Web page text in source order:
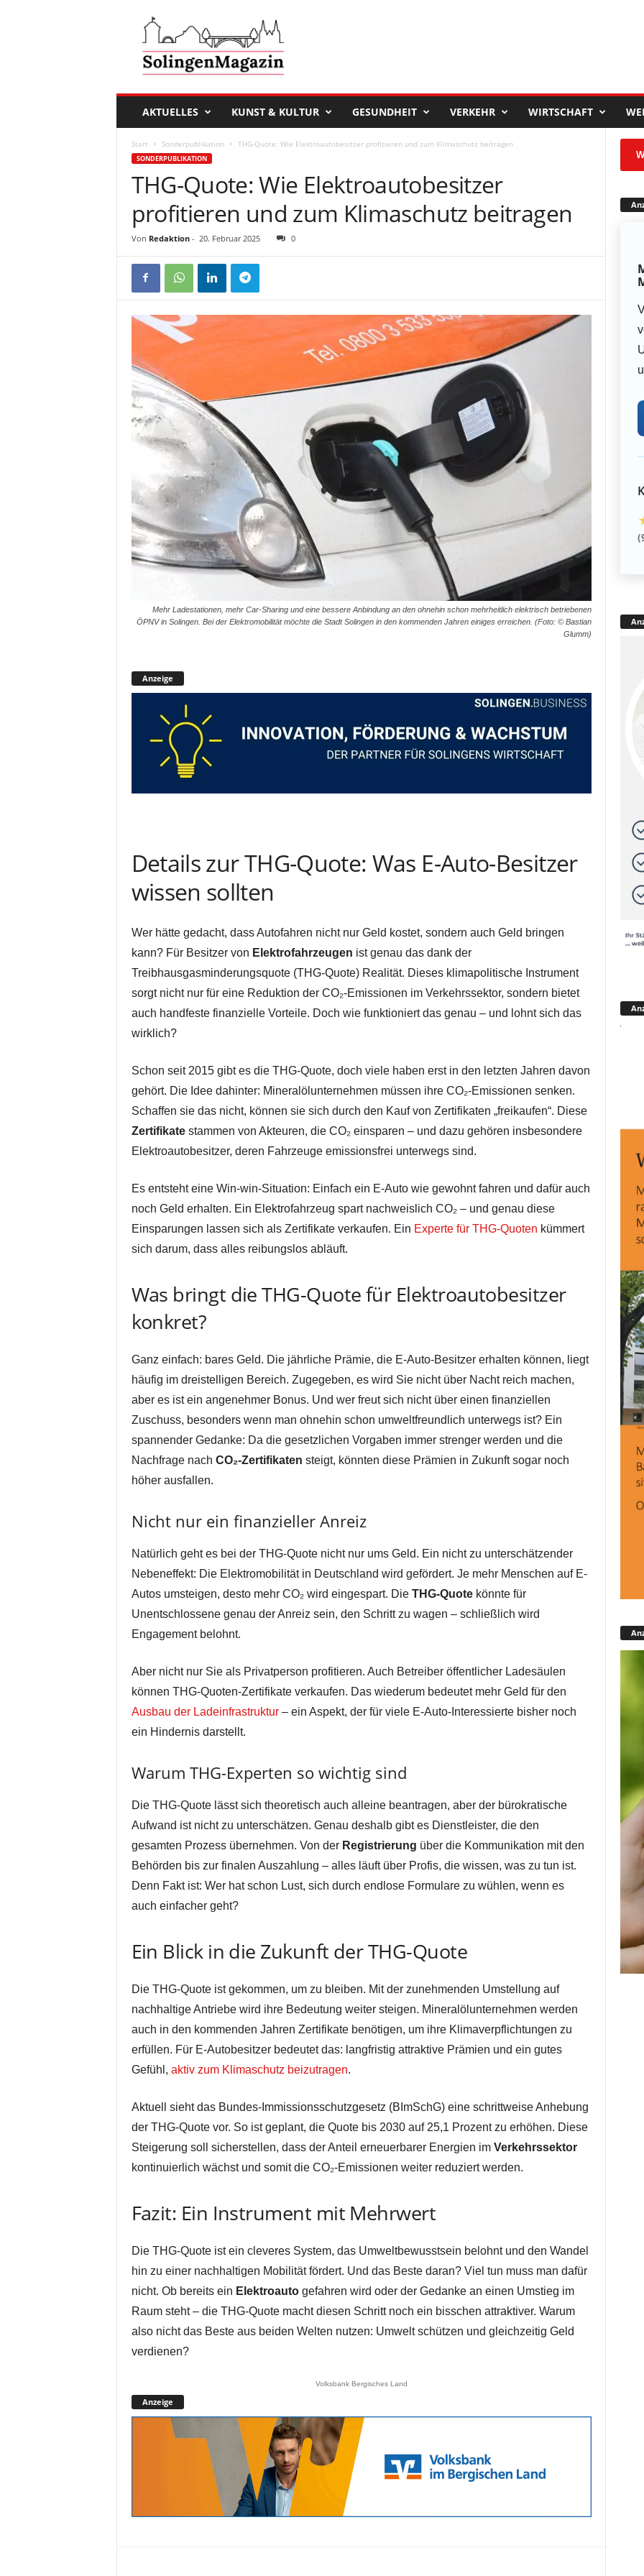
i
AKTUELLES KUNST & KULTUR GESUNDHEIT VERKEHR WIRTSCHAFT
Start Sonderpublikation THG-Quote: Wie Elektroautobesitzer profitieren und zum Klimaschutz beitragen
SONDERPUBLIKATION
THG-Quote: Wie Elektroautobesitzer
profitieren und zum Klimaschutz beitragen
Von Redaktion- 20. Februar 2025 0
Mehr Ladestationen, mehr Car-Sharing und eine bessere Anbindung an den ohnehin schon mehrheitlich elektrisch betriebenen
ÖPNV in Solingen. Bei der Elektromobilität möchte die Stadt Solingen in den kommenden Jahren einiges erreichen. (Foto: © Bastian
Glumm)
Anzeige
Details zur THG-Quote: Was E-Auto-Besitzer
wissen sollten
Wer hätte gedacht, dass Autofahren nicht nur Geld kostet, sondern auch Geld bringen
kann? Für Besitzer von Elektrofahrzeugen ist genau das dank der
Treibhausgasminderungsquote (THG-Quote) Realität. Dieses klimapolitische Instrument
sorgt nicht nur für eine Reduktion der CO₂-Emissionen im Verkehrssektor, sondern bietet
auch handfeste finanzielle Vorteile. Doch wie funktioniert das genau – und lohnt sich das
wirklich?
Schon seit 2015 gibt es die THG-Quote, doch viele haben erst in den letzten Jahren davon
gehört. Die Idee dahinter: Mineralölunternehmen müssen ihre CO₂-Emissionen senken.
Schaffen sie das nicht, können sie sich durch den Kauf von Zertifikaten „freikaufen“. Diese
Zertifikatestammen von Akteuren, die CO₂ einsparen – und dazu gehören insbesondere
Elektroautobesitzer, deren Fahrzeuge emissionsfrei unterwegs sind.
Es entsteht eine Win-win-Situation: Einfach ein E-Auto wie gewohnt fahren und dafür auch
noch Geld erhalten. Ein Elektrofahrzeug spart nachweislich CO₂ – und genau diese
Einsparungen lassen sich als Zertifikate verkaufen. Ein Experte für THG-Quoten kümmert
sich darum, dass alles reibungslos abläuft.
Was bringt die THG-Quote für Elektroautobesitzer
konkret?
Ganz einfach: bares Geld. Die jährliche Prämie, die E-Auto-Besitzer erhalten können, liegt
häufig im dreistelligen Bereich. Zugegeben, es wird Sie nicht über Nacht reich machen,
aber es ist ein angenehmer Bonus. Und wer freut sich nicht über einen finanziellen
Zuschuss, besonders wenn man ohnehin schon umweltfreundlich unterwegs ist? Ein
spannender Gedanke: Da die gesetzlichen Vorgaben immer strenger werden und die
Nachfrage nach CO₂-Zertifikaten steigt, könnten diese Prämien in Zukunft sogar noch
höher ausfallen.
Nicht nur ein finanzieller Anreiz
Natürlich geht es bei der THG-Quote nicht nur ums Geld. Ein nicht zu unterschätzender
Nebeneffekt: Die Elektromobilität in Deutschland wird gefördert. Je mehr Menschen auf E-
Autos umsteigen, desto mehr CO₂ wird eingespart. Die THG-Quotekönnte für
Unentschlossene genau der Anreiz sein, den Schritt zu wagen – schließlich wird
Engagement belohnt.
Aber nicht nur Sie als Privatperson profitieren. Auch Betreiber öffentlicher Ladesäulen
können THG-Quoten-Zertifikate verkaufen. Das wiederum bedeutet mehr Geld für den
Ausbau der Ladeinfrastruktur– ein Aspekt, der für viele E-Auto-Interessierte bisher noch
ein Hindernis darstellt.
Warum THG-Experten so wichtig sind
Die THG-Quote lässt sich theoretisch auch alleine beantragen, aber der bürokratische
Aufwand ist nicht zu unterschätzen. Genau deshalb gibt es Dienstleister, die den
gesamten Prozess übernehmen. Von der Registrierung über die Kommunikation mit den
Behörden bis zur finalen Auszahlung – alles läuft über Profis, die wissen, was zu tun ist.
Denn Fakt ist: Wer hat schon Lust, sich durch endlose Formulare zu wühlen, wenn es
auch einfacher geht?
Ein Blick in die Zukunft der THG-Quote
Die THG-Quote ist gekommen, um zu bleiben. Mit der zunehmenden Umstellung auf
nachhaltige Antriebe wird ihre Bedeutung weiter steigen. Mineralölunternehmen werden
auch in den kommenden Jahren Zertifikate benötigen, um ihre Klimaverpflichtungen zu
erfüllen. Für E-Autobesitzer bedeutet das: langfristig attraktive Prämien und ein gutes
Gefühl, aktiv zum Klimaschutz beizutragen.
Aktuell sieht das Bundes-Immissionsschutzgesetz (BImSchG) eine schrittweise Anhebung
der THG-Quote vor. So ist geplant, die Quote bis 2030 auf 25,1 Prozent zu erhöhen. Diese
Steigerung soll sicherstellen, dass der Anteil erneuerbarer Energien im Verkehrssektor
kontinuierlich wächst und somit die CO₂-Emissionen weiter reduziert werden.
Fazit: Ein Instrument mit Mehrwert
Die THG-Quote ist ein cleveres System, das Umweltbewusstsein belohnt und den Wandel
hin zu einer nachhaltigen Mobilität fördert. Und das Beste daran? Viel tun muss man dafür
nicht. Ob bereits ein Elektroautogefahren wird oder der Gedanke an einen Umstieg im
Raum steht – die THG-Quote macht diesen Schritt noch ein bisschen attraktiver. Warum
also nicht das Beste aus beiden Welten nutzen: Umwelt schützen und gleichzeitig Geld
verdienen?
Volksbank Bergisches Land
Anzeige